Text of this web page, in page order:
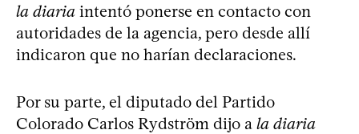
la diaria intentó ponerse en contacto con
autoridades de la agencia, pero desde allí
indicaron que no harían declaraciones.
Por su parte, el diputado del Partido
Colorado Carlos Rydström dijo a la diaria